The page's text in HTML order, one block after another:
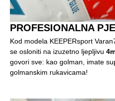
PROFESIONALNA
Kod modela KEEPERsport
se osloniti na izuzetno ljepljivu
govori sve: kao golman, imate
golmanskim rukavicama!